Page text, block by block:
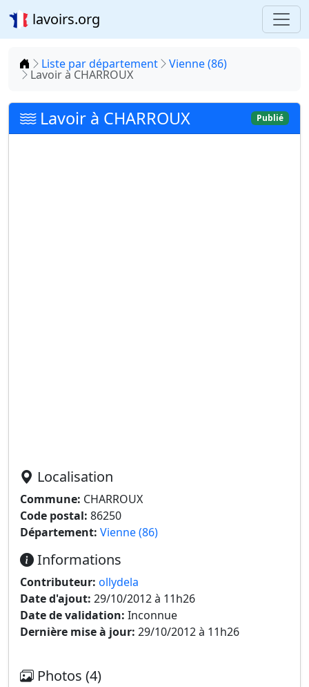
lavoirs.org
Accueil
Liste par département Vienne (86)
Lavoir à CHARROUX
Lavoir à CHARROUX Publié
Localisation
Commune: CHARROUX
Code postal: 86250
Département: Vienne (86)
Informations
Contributeur: ollydela
Date d'ajout: 29/10/2012 à 11h26
Date de validation: Inconnue
Dernière mise à jour: 29/10/2012 à 11h26
Photos (4)